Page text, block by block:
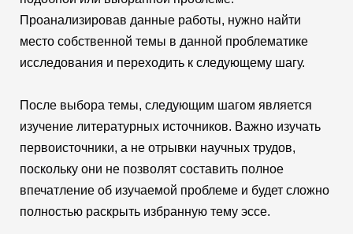
Проанализировав данные работы, нужно найти
место собственной темы в данной проблематике
исследования и переходить к следующему шагу.
После выбора темы, следующим шагом является
изучение литературных источников. Важно изучать
первоисточники, а не отрывки научных трудов,
поскольку они не позволят составить полное
впечатление об изучаемой проблеме и будет сложно
полностью раскрыть избранную тему эссе.